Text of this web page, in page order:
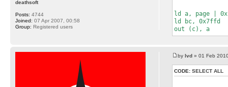
ld a, page |
ld bc, 0x7ffd
out (c), a
deathsoft
Posts: 4744
Joined: 07 Apr 2007, 00:58
Group: Registered users
bylvd » 01 Feb
CODE:SELECT ALL